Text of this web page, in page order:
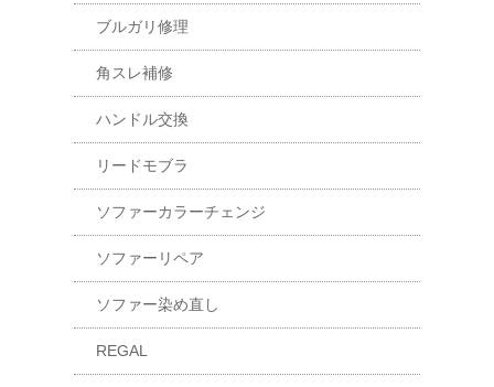
ブルガリ修理
角スレ補修
ハンドル交換
リードモブラ
ソファーカラーチェンジ
ソファーリペア
ソファー染め直し
REGAL